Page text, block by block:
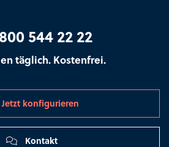
544 22 22
täglich. Kostenfrei.
Jetzt konfigurieren
Kontakt